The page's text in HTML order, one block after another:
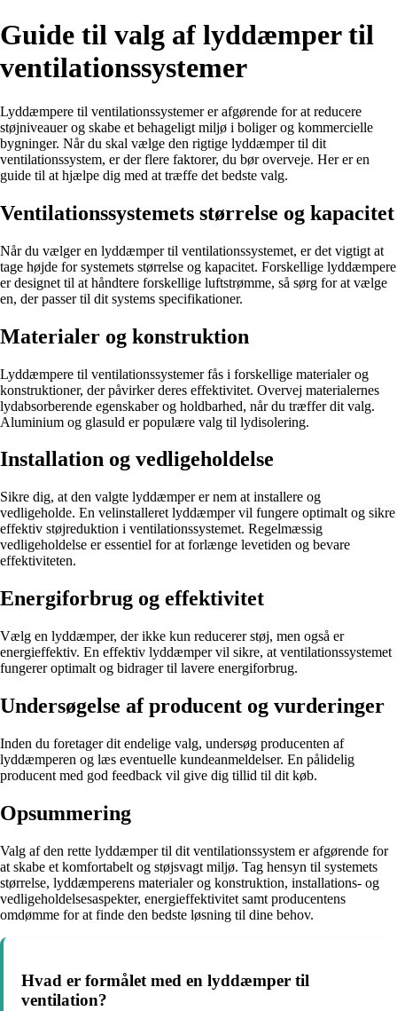
Guide til valg af lyddæmper til
ventilationssystemer
Lyddæmpere til ventilationssystemer er afgørende for at reducere
støjniveauer og skabe et behageligt miljø i boliger og kommercielle
bygninger. Når du skal vælge den rigtige lyddæmper til dit
ventilationssystem, er der flere faktorer, du bør overveje. Her er en
guide til at hjælpe dig med at træffe det bedste valg.
Ventilationssystemets størrelse og kapacitet
Når du vælger en lyddæmper til ventilationssystemet, er det vigtigt at
tage højde for systemets størrelse og kapacitet. Forskellige lyddæmpere
er designet til at håndtere forskellige luftstrømme, så sørg for at vælge
en, der passer til dit systems specifikationer.
Materialer og konstruktion
Lyddæmpere til ventilationssystemer fås i forskellige materialer og
konstruktioner, der påvirker deres effektivitet. Overvej materialernes
lydabsorberende egenskaber og holdbarhed, når du træffer dit valg.
Aluminium og glasuld er populære valg til lydisolering.
Installation og vedligeholdelse
Sikre dig, at den valgte lyddæmper er nem at installere og
vedligeholde. En velinstalleret lyddæmper vil fungere optimalt og sikre
effektiv støjreduktion i ventilationssystemet. Regelmæssig
vedligeholdelse er essentiel for at forlænge levetiden og bevare
effektiviteten.
Energiforbrug og effektivitet
Vælg en lyddæmper, der ikke kun reducerer støj, men også er
energieffektiv. En effektiv lyddæmper vil sikre, at ventilationssystemet
fungerer optimalt og bidrager til lavere energiforbrug.
Undersøgelse af producent og vurderinger
Inden du foretager dit endelige valg, undersøg producenten af
lyddæmperen og læs eventuelle kundeanmeldelser. En pålidelig
producent med god feedback vil give dig tillid til dit køb.
Opsummering
Valg af den rette lyddæmper til dit ventilationssystem er afgørende for
at skabe et komfortabelt og støjsvagt miljø. Tag hensyn til systemets
størrelse, lyddæmperens materialer og konstruktion, installations- og
vedligeholdelsesaspekter, energieffektivitet samt producentens
omdømme for at finde den bedste løsning til dine behov.
Hvad er formålet med en lyddæmper til
ventilation?